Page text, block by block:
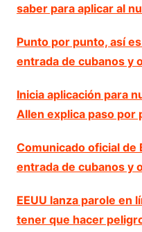
saber para aplicar al
Punto por punto, así
entrada de cubanos y
Inicia aplicación para
Allen explica paso por
Comunicado oficial de
entrada de cubanos y
EEUU lanza parole en
tener que hacer